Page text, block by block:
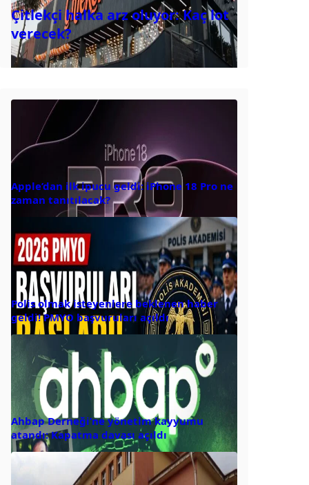
Çitlekçi halka arz oluyor: Kaç lot
verecek?
Apple’dan ilk ipucu geldi: iPhone 18 Pro ne
zaman tanıtılacak?
Polis olmak isteyenlere beklenen haber
geldi! PMYO başvuruları açıldı
Ahbap Derneği’ne yönetim kayyumu
atandı: Kapatma davası açıldı